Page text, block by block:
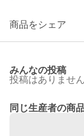
商品をシェア
みんなの投稿
投稿はありません
同じ生産者の商